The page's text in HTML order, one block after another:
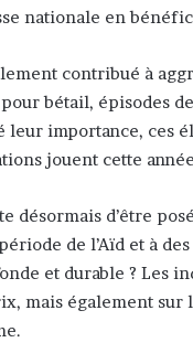
nationale en
contribué à
bétail, épisodes
leur importance, ces
jouent cette
désormais d’être
de l’Aïd et à
et durable ? Les
mais également